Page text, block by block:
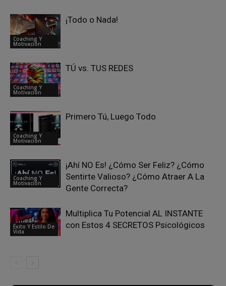
Coaching Y
Motivación
¡Todo o Nada!
Coaching Y
Motivación
TÚ vs. TUS REDES
Coaching Y
Motivación
Primero Tú, Luego Todo
Coaching Y
Motivación
¡Ahí NO Es! ¿Cómo Ser Feliz? ¿Cómo
Sentirte Valioso? ¿Cómo Atraer A La
Gente Correcta?
Éxito Y Estilo De
Vida
Multiplica Tu Potencial AL INSTANTE
con Estos 4 SECRETOS Psicológicos